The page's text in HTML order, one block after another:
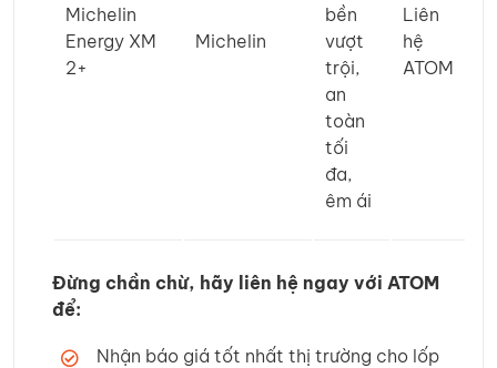
Michelin
Energy XM
2+
Michelin
bền
vượt
trội,
an
toàn
tối
đa,
êm ái
Liên
hệ
ATOM
Đừng chần chừ, hãy liên hệ ngay với ATOM
để:
Nhận báo giá tốt nhất thị trường cho lốp